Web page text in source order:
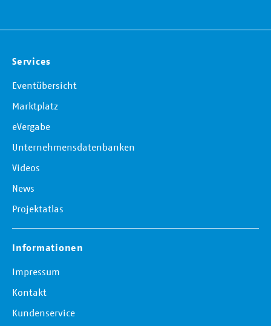
Services
Eventübersicht
Marktplatz
eVergabe
Unternehmensdatenbanken
Videos
News
Projektatlas
Informationen
Impressum
Kontakt
Kundenservice